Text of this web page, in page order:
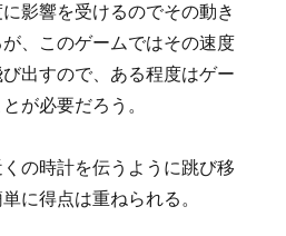
影響を受けるのでその動き
、このゲームではその速度
出すので、ある程度はゲー
が必要だろう。
の時計を伝うように跳び移
に得点は重ねられる。